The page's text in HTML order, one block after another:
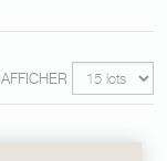
AFFICHER